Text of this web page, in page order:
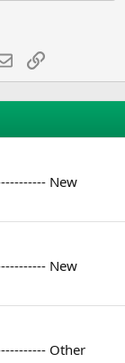
E-MailLink
New
New
Other